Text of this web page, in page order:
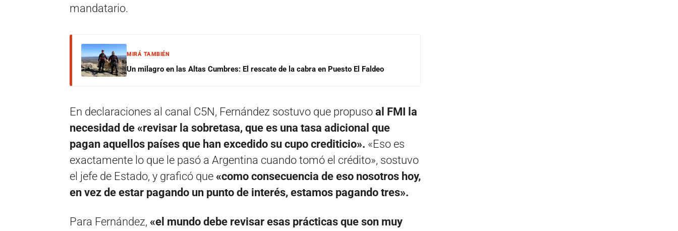
mandatario.
MIRÁ TAMBIÉN
Un milagro en las Altas Cumbres: El rescate de la cabra en Puesto El Faldeo
En declaraciones al canal C5N, Fernández sostuvo que propuso al FMI la
necesidad de «revisar la sobretasa, que es una tasa adicional que
pagan aquellos países que han excedido su cupo crediticio». «Eso es
exactamente lo que le pasó a Argentina cuando tomó el crédito», sostuvo
el jefe de Estado, y graficó que «como consecuencia de eso nosotros hoy,
en vez de estar pagando un punto de interés, estamos pagando tres».
Para Fernández, «el mundo debe revisar esas prácticas que son muy